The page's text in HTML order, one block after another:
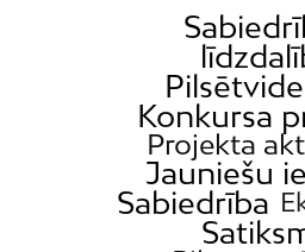
Pilsētvide
Konkursa
Projekta
Jauniešu
Sabiedrība